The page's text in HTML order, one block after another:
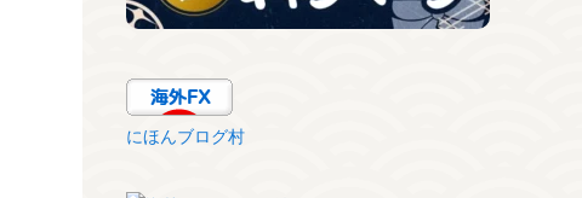
にほんブログ村